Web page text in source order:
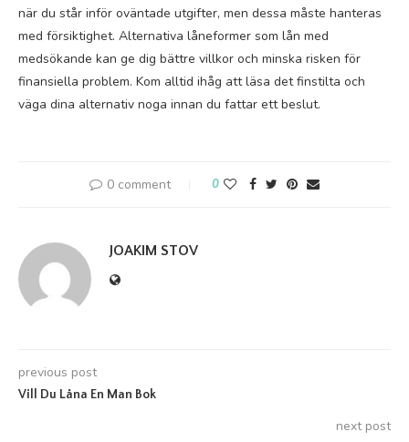
när du står inför oväntade utgifter, men dessa måste hanteras
med försiktighet. Alternativa låneformer som lån med
medsökande kan ge dig bättre villkor och minska risken för
finansiella problem. Kom alltid ihåg att läsa det finstilta och
väga dina alternativ noga innan du fattar ett beslut.
0 comment 0
JOAKIM STOV
previous post
Vill Du Låna En Man Bok
next post